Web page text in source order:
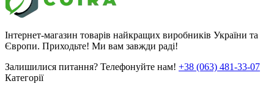
Інтернет-магазин товарів найкращих виробників України та
Європи. Приходьте! Ми вам завжди раді!
Залишилися питання? Телефонуйте нам! +38 (063) 481-33-07
Категорії